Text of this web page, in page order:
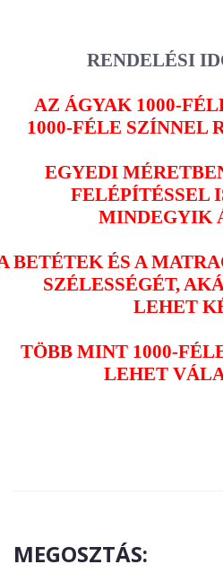
RENDELÉSI
AZ ÁGYAK 1000-
1000-FÉLE SZÍNNEL
EGYEDI
FELÉPÍTÉSSEL
MINDEGYIK
BETÉTEK ÉS A
SZÉLESSÉGÉT,
LEHET
TÖBB MINT 1000-
LEHET
MEGOSZTÁS: